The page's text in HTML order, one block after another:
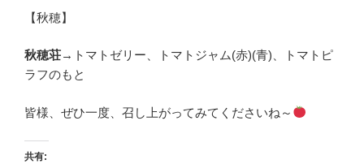
【秋穂】
秋穂荘→トマトゼリー、トマトジャム(赤)(青)、トマトピ
ラフのもと
皆様、ぜひ一度、召し上がってみてくださいね～
共有: